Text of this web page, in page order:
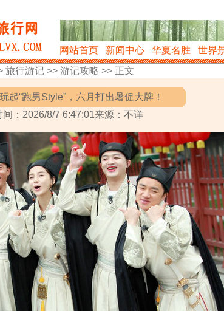
网站首页 新闻中心 华夏名胜 世界
旅行游记 >> 游记攻略 >> 正文
起“跑男Style”，六月打出暑促大牌！
间：2026/8/7 6:47:01来源：不详